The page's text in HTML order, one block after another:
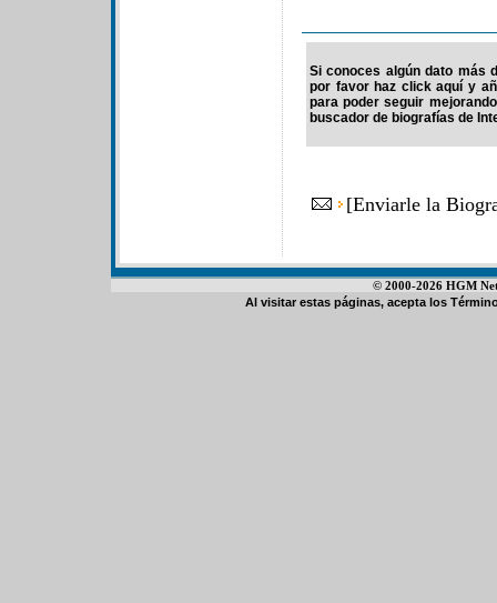
Si conoces algún dato más
por favor haz click aquí y
para poder seguir
buscador de biografías de
[Enviarle la
© 2000-2026 HGM
Al visitar estas páginas, acepta los